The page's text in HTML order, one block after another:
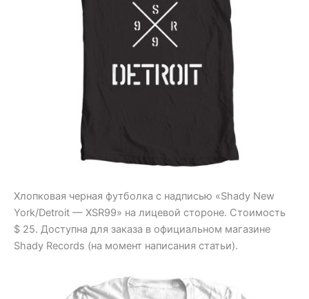
Хлопковая черная футболка с надписью «Shady New
York/Detroit — XSR99» на лицевой стороне. Стоимость
$ 25. Доступна для заказа в официальном магазине
Shady Records (на момент написания статьи).